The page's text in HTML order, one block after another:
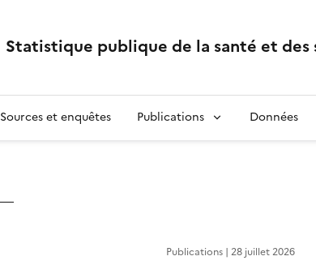
Statistique publique de la santé et
Sources et enquêtes Publications Données
Publications | 28 juillet 2026